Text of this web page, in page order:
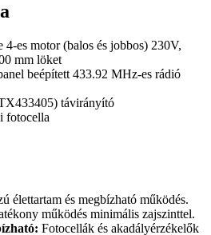
es motor (balos és jobbos) 230V,
mm löket
beépített 433.92 MHz-es rádió
távirányító
fotocella
élettartam és megbízható működés.
működés minimális zajszinttel.
Fotocellák és akadályérzékelők